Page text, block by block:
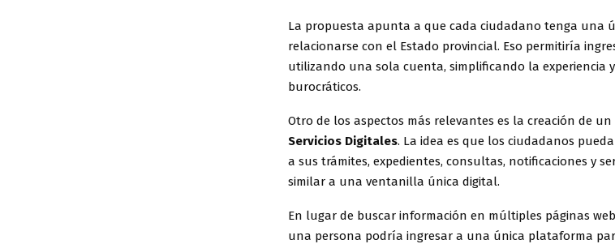
La propuesta apunta a que cada ciudadano tenga una
relacionarse con el Estado provincial. Eso permitiría
utilizando una sola cuenta, simplificando la experiencia
burocráticos.
Otro de los aspectos más relevantes es la creación de un
Servicios Digitales. La idea es que los ciudadanos
a sus trámites, expedientes, consultas, notificaciones y
similar a una ventanilla única digital.
En lugar de buscar información en múltiples páginas
una persona podría ingresar a una única plataforma